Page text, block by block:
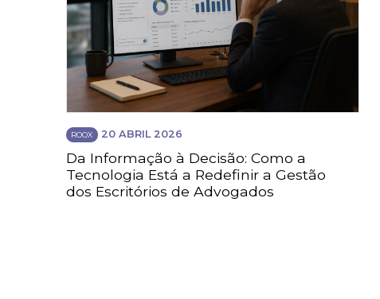
ROOX 20 ABRIL 2026
Da Informação à Decisão: Como a
Tecnologia Está a Redefinir a Gestão
dos Escritórios de Advogados